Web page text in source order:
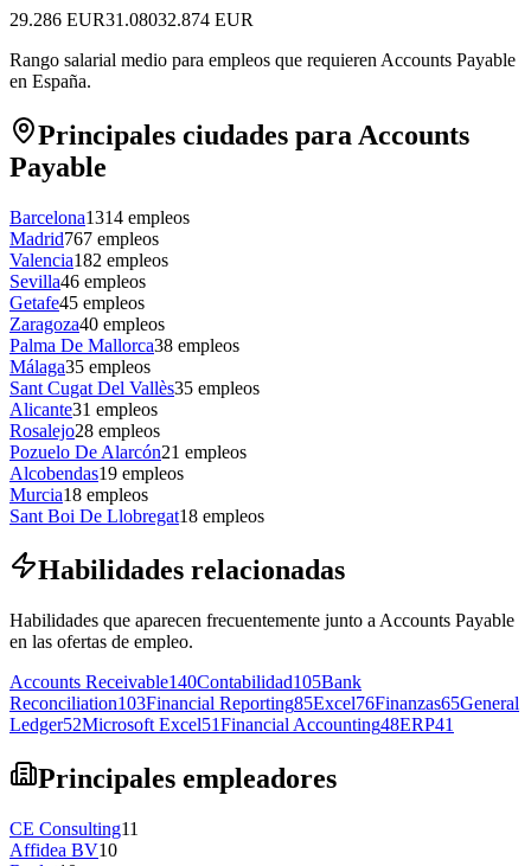
29.286 EUR31.08032.874 EUR
Rango salarial medio para empleos que requieren Accounts Payable
en España.
Principales ciudades para Accounts
Payable
Barcelona1314 empleos
Madrid767 empleos
Valencia182 empleos
Sevilla46 empleos
Getafe45 empleos
Zaragoza40 empleos
Palma De Mallorca38 empleos
Málaga35 empleos
Sant Cugat Del Vallès35 empleos
Alicante31 empleos
Rosalejo28 empleos
Pozuelo De Alarcón21 empleos
Alcobendas19 empleos
Murcia18 empleos
Sant Boi De Llobregat18 empleos
Habilidades relacionadas
Habilidades que aparecen frecuentemente junto a Accounts Payable
en las ofertas de empleo.
Accounts Receivable140Contabilidad105Bank
Reconciliation103Financial Reporting85Excel76Finanzas65General
Ledger52Microsoft Excel51Financial Accounting48ERP41
Principales empleadores
CE Consulting11
Affidea BV10